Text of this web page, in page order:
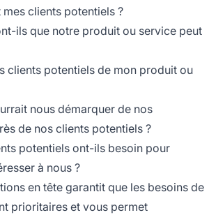
clients potentiels ?
ils que notre produit ou service peut
clients potentiels de mon produit ou
nous démarquer de nos
de nos clients potentiels ?
potentiels ont-ils besoin pour
à nous ?
en tête garantit que les besoins de
prioritaires et vous permet